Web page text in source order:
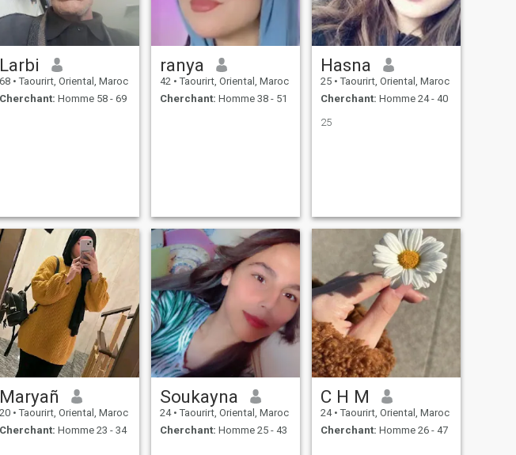
Larbi
68 • Taourirt, Oriental, Maroc
Cherchant: Homme 58 - 69
ranya
42 • Taourirt, Oriental, Maroc
Cherchant: Homme 38 - 51
Hasna
25 • Taourirt, Oriental, Maroc
Cherchant: Homme 24 - 40
25
Maryañ
20 • Taourirt, Oriental, Maroc
Cherchant: Homme 23 - 34
Soukayna
24 • Taourirt, Oriental, Maroc
Cherchant: Homme 25 - 43
C H M
24 • Taourirt, Oriental, Maroc
Cherchant: Homme 26 - 47